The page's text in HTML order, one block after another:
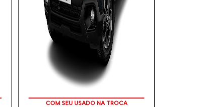
COM SEU USADO NA TROCA